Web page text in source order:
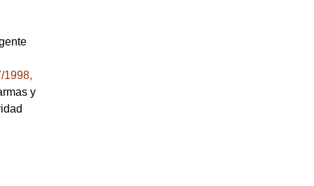
1998,
y